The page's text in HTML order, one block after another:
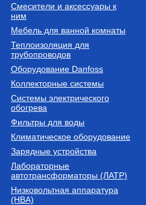
Котлы электрические
Котел электрический
одноконтурный СКАТ 9 KR 13
(9 кВт) настенный
81 080Руб.
Смесители и аксессуары к
ним
Мебель для ванной комнаты
Теплоизоляция для
трубопроводов
Оборудование Danfoss
Коллекторные системы
Системы электрического
обогрева
Фильтры для воды
Климатическое оборудование
Зарядные устройства
Лабораторные
автотрансформаторы (ЛАТР)
Низковольтная аппаратура
(НВА)